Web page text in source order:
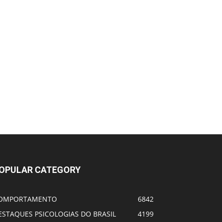
CATEGORY
6842
PSICOLOGIAS DO BRASIL
4199